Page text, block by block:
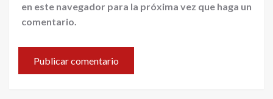
en este navegador para la próxima vez que haga un
comentario.